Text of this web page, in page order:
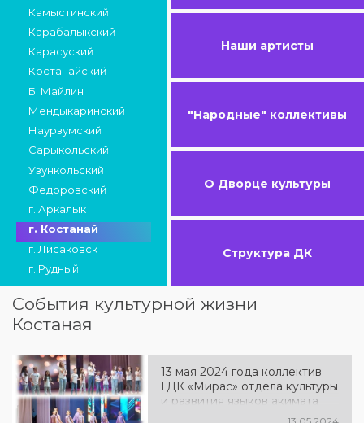
Камыстинский
Карабалыкский
Карасуский
Костанайский
Б. Майлин
Мендыкаринский
Наурзумский
Сарыкольский
Узункольский
Федоровский
г. Аркалык
г. Костанай
г. Лисаковск
г. Рудный
Наши артисты
"Народные" коллективы
О Дворце культуры
Структура ДК
События культурной жизни
Костаная
13 мая 2024 года коллектив
ГДК «Мирас» отдела культуры
и развития языков акимата
города Костаная провел